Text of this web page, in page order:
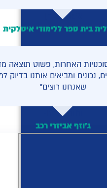
אסתי כהן
בית ספר ללימודי איטלקית
3 מהסוכנויות האחרות, פשוט תוצאה
נכונים ומביאים אותנו בדיוק
שאנחנו רוצים"
דוד מזרחי
ג'וזף אביזרי רכב